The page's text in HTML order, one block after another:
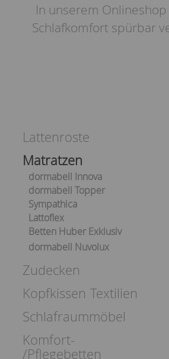
In unserem
Schlafkomfort spürbar
Lattenroste
Matratzen
dormabell Innova
dormabell Topper
Sympathica
Lattoflex
Betten Huber Exklusiv
dormabell Nuvolux
Zudecken
Kopfkissen Textilien
Schlafraummöbel
Komfort-
/Pflegebetten